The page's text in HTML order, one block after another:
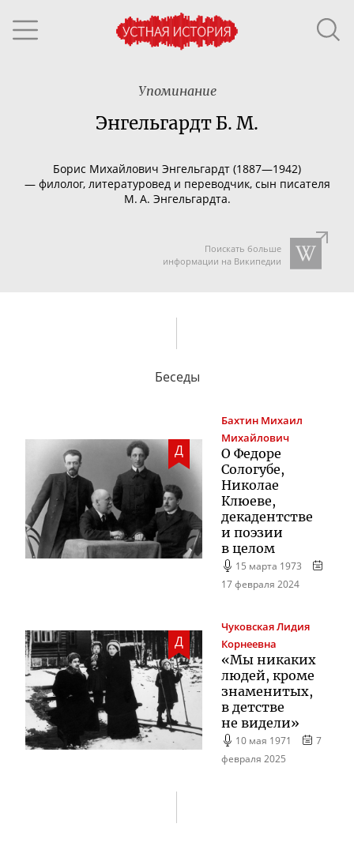
Упоминание
Энгельгардт Б. М.
Борис Михайлович Энгельгардт (1887—1942)
— филолог, литературовед и переводчик, сын писателя
М. А. Энгельгардта.
Поискать больше
информации на Википедии
Беседы
Д
Бахтин Михаил
Михайлович
О Федоре
Сологубе,
Николае
Клюеве,
декадентстве
и поэзии
в целом
15 марта 1973
17 февраля 2024
Д
ЧуковскаяЛидия
Корнеевна
«Мы никаких
людей, кроме
знаменитых,
в детстве
не видели»
10 мая 1971
7
февраля 2025